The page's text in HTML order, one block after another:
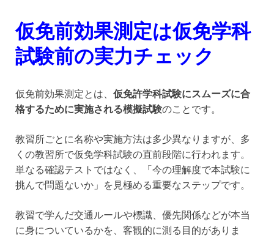
仮免前効果測定は仮免学科
試験前の実力チェック
仮免前効果測定とは、 仮免許学科試験にスムーズに合
格するために実施される模擬試験のことです。
教習所ごとに名称や実施方法は多少異なりますが、多
くの教習所で仮免学科試験の直前段階に行われます。
単なる確認テストではなく、「今の理解度で本試験に
挑んで問題ないか」を見極める重要なステップです。
教習で学んだ交通ルールや標識、優先関係などが本当
に身についているかを、客観的に測る目的がありま